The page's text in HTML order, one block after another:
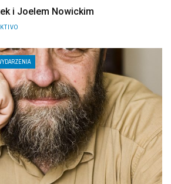
i Joelem Nowickim